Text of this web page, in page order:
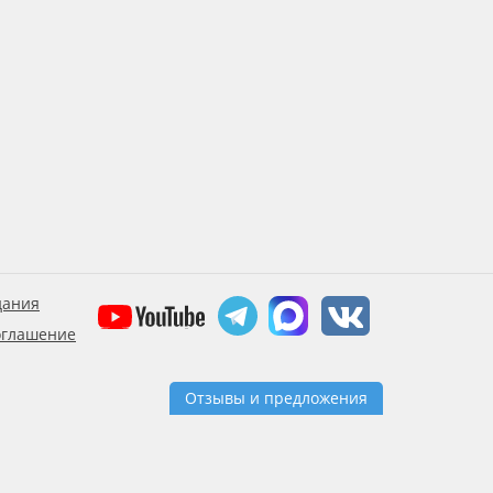
Отзывы и предложения